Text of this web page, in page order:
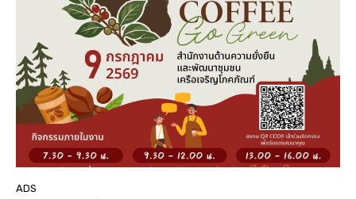
มูลนิธิเพชรเกษมน่าน ทอดผ้าป่าสามัคคี ณ มูลนิธิ
เพชรเกษมน่าน (สำนักงานใหญ่ท่าวังผา) ปี 68
01:01:17
นมัสการสรงน้ำองค์พระบรมสารีริกธาตุ 3 แผ่นดิน ปี
2568 วัดเจดีย์ ต.ดู่ใต้ อ.เมือง จ.น่าน
02:07:34
ประกวดเทพีสงกรานต์คิมหันต์ฤดู น่านนครประจำปี
2568( จัดงาน 14 เมษายน 68 )( LGBTQ )
04:23:07
“#เสน่หา #มนตรา #น่านนครา #เมืองเก่ามีชีวิต”
ADS